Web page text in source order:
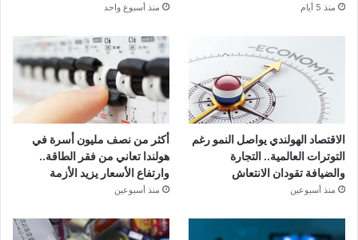
منذ 5 أيام منذ أسبوع واحد
الاقتصاد الهولندي يواصل النمو رغم
التوترات العالمية.. التجارة
والضيافة تقودان الانتعاش
منذ أسبوعين
أكثر من نصف مليون أسرة في
هولندا تعاني من فقر الطاقة..
وارتفاع الأسعار يزيد الأزمة
منذ أسبوعين